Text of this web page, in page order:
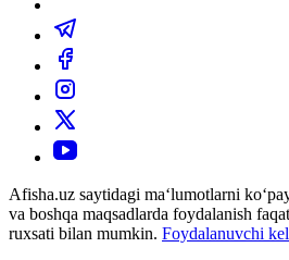
Afisha.uz saytidagi ma‘lumotlarni
va boshqa maqsadlarda foydalanish
ruxsati bilan mumkin. Foydalanuvchi